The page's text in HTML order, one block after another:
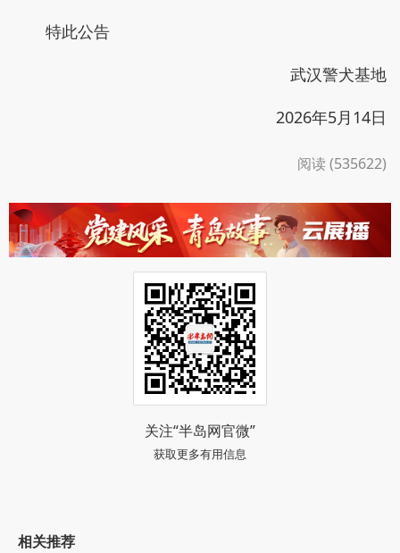
特此公告
武汉警犬基地
2026年5月14日
阅读 (535622)
关注“半岛网官微”
获取更多有用信息
相关推荐